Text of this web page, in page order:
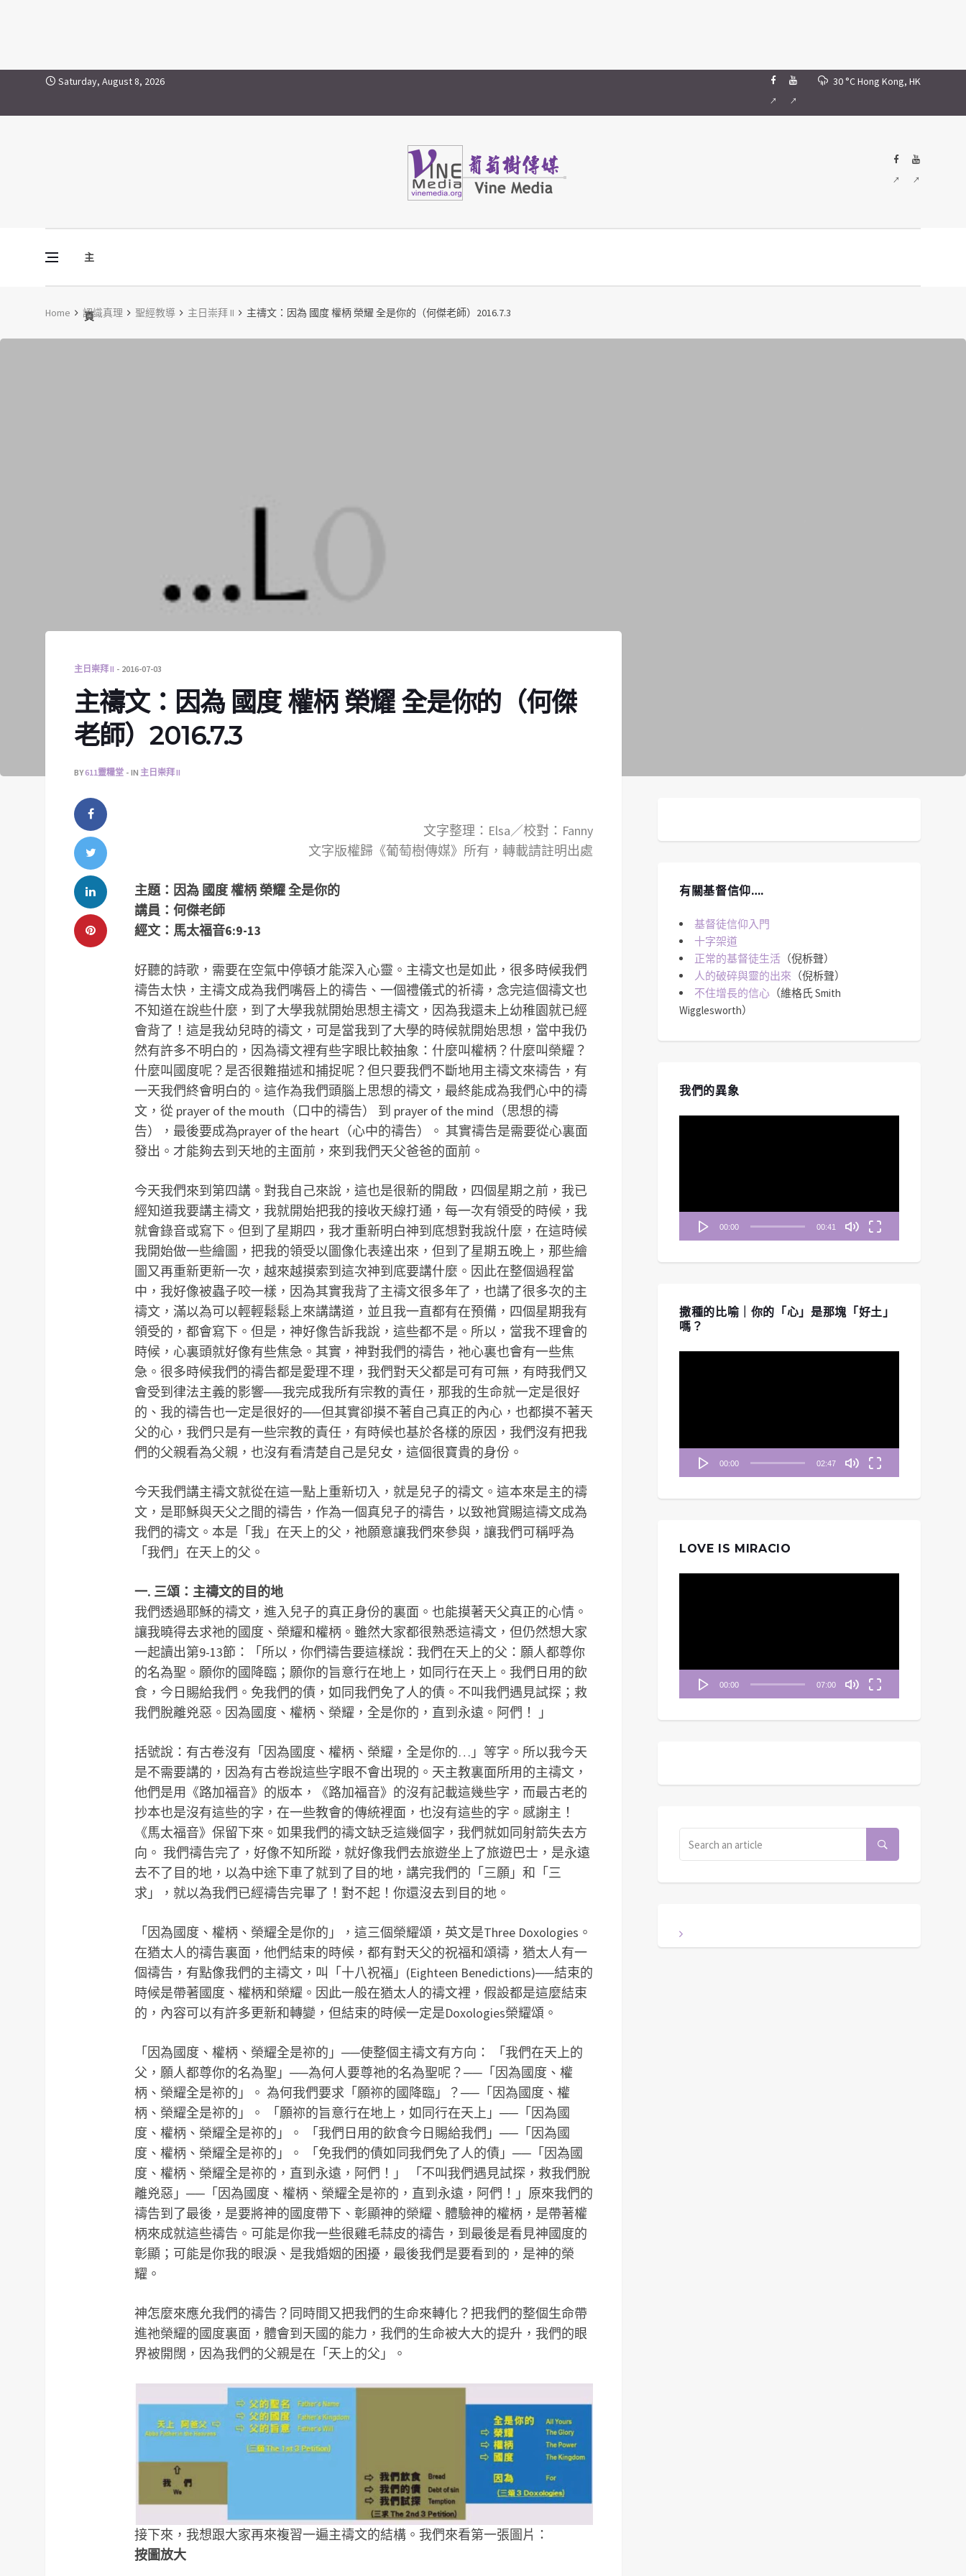
Skip to contentSaturday, August 8, 2026 30 °CHong Kong, HK
主
頁
Vine Media
葡萄樹傳媒
Home 認識真理 聖經教導 主日崇拜 II 主禱文：因為 國度 權柄 榮耀 全是你的（何傑老師）2016.7.3
主日崇拜 II 2016-07-03
主禱文：因為 國度 權柄 榮耀 全是你的（何傑
老師）2016.7.3
BY611靈糧堂 IN 主日崇拜 II
文字整理：Elsa／校對：Fanny
文字版權歸《葡萄樹傳媒》所有，轉載請註明出處
主題：因為 國度 權柄 榮耀 全是你的
講員：何傑老師
經文：馬太福音6:9-13
好聽的詩歌，需要在空氣中停頓才能深入心靈。主禱文也是如此，很多時候我們
禱告太快，主禱文成為我們嘴唇上的禱告、一個禮儀式的祈禱，念完這個禱文也
不知道在說些什麼，到了大學我就開始思想主禱文，因為我還未上幼稚園就已經
會背了！這是我幼兒時的禱文，可是當我到了大學的時候就開始思想，當中我仍
然有許多不明白的，因為禱文裡有些字眼比較抽象：什麼叫權柄？什麼叫榮耀？
什麼叫國度呢？是否很難描述和捕捉呢？但只要我們不斷地用主禱文來禱告，有
一天我們終會明白的。這作為我們頭腦上思想的禱文，最終能成為我們心中的禱
文，從 prayer of the mouth（口中的禱告） 到 prayer of the mind（思想的禱
告），最後要成為prayer of the heart（心中的禱告）。 其實禱告是需要從心裏面
發出。才能夠去到天地的主面前，來到我們天父爸爸的面前。
今天我們來到第四講。對我自己來說，這也是很新的開啟，四個星期之前，我已
經知道我要講主禱文，我就開始把我的接收天線打通，每一次有領受的時候，我
就會錄音或寫下。但到了星期四，我才重新明白神到底想對我說什麼，在這時候
我開始做一些繪圖，把我的領受以圖像化表達出來，但到了星期五晚上，那些繪
圖又再重新更新一次，越來越摸索到這次神到底要講什麼。因此在整個過程當
中，我好像被蟲子咬一樣，因為其實我背了主禱文很多年了，也講了很多次的主
禱文，滿以為可以輕輕鬆鬆上來講講道，並且我一直都有在預備，四個星期我有
領受的，都會寫下。但是，神好像告訴我說，這些都不是。所以，當我不理會的
時候，心裏頭就好像有些焦急。其實，神對我們的禱告，祂心裏也會有一些焦
急。很多時候我們的禱告都是愛理不理，我們對天父都是可有可無，有時我們又
會受到律法主義的影響──我完成我所有宗教的責任，那我的生命就一定是很好
的、我的禱告也一定是很好的──但其實卻摸不著自己真正的內心，也都摸不著天
父的心，我們只是有一些宗教的責任，有時候也基於各樣的原因，我們沒有把我
們的父親看為父親，也沒有看清楚自己是兒女，這個很寶貴的身份。
今天我們講主禱文就從在這一點上重新切入，就是兒子的禱文。這本來是主的禱
文，是耶穌與天父之間的禱告，作為一個真兒子的禱告，以致祂賞賜這禱文成為
我們的禱文。本是「我」在天上的父，祂願意讓我們來參與，讓我們可稱呼為
「我們」在天上的父。
一. 三頌：主禱文的目的地
我們透過耶穌的禱文，進入兒子的真正身份的裏面。也能摸著天父真正的心情。
讓我曉得去求祂的國度、榮耀和權柄。雖然大家都很熟悉這禱文，但仍然想大家
一起讀出第9-13節：「所以，你們禱告要這樣說：我們在天上的父：願人都尊你
的名為聖。願你的國降臨；願你的旨意行在地上，如同行在天上。我們日用的飲
食，今日賜給我們。免我們的債，如同我們免了人的債。不叫我們遇見試探；救
我們脫離兇惡。因為國度、權柄、榮耀，全是你的，直到永遠。阿們！ 」
括號說：有古卷沒有「因為國度、權柄、榮耀，全是你的…」等字。所以我今天
是不需要講的，因為有古卷說這些字眼不會出現的。天主教裏面所用的主禱文，
他們是用《路加福音》的版本，《路加福音》的沒有記載這幾些字，而最古老的
抄本也是沒有這些的字，在一些教會的傳統裡面，也沒有這些的字。感謝主！
《馬太福音》保留下來。如果我們的禱文缺乏這幾個字，我們就如同射箭失去方
向。 我們禱告完了，好像不知所蹤，就好像我們去旅遊坐上了旅遊巴士，是永遠
去不了目的地，以為中途下車了就到了目的地，講完我們的「三願」和「三
求」，就以為我們已經禱告完畢了！對不起！你還沒去到目的地。
「因為國度、權柄、榮耀全是你的」，這三個榮耀頌，英文是Three Doxologies。
在猶太人的禱告裏面，他們結束的時候，都有對天父的祝福和頌禱，猶太人有一
個禱告，有點像我們的主禱文，叫「十八祝福」(Eighteen Benedictions)──結束的
時候是帶著國度、權柄和榮耀。因此一般在猶太人的禱文裡，假設都是這麼結束
的，內容可以有許多更新和轉變，但結束的時候一定是Doxologies榮耀頌。
「因為國度、權柄、榮耀全是祢的」──使整個主禱文有方向： 「我們在天上的
父，願人都尊你的名為聖」──為何人要尊祂的名為聖呢？──「因為國度、權
柄、榮耀全是祢的」。 為何我們要求「願祢的國降臨」？──「因為國度、權
柄、榮耀全是祢的」。 「願祢的旨意行在地上，如同行在天上」──「因為國
度、權柄、榮耀全是祢的」。 「我們日用的飲食今日賜給我們」──「因為國
度、權柄、榮耀全是祢的」。 「免我們的債如同我們免了人的債」──「因為國
度、權柄、榮耀全是祢的，直到永遠，阿們！」 「不叫我們遇見試探，救我們脫
離兇惡」──「因為國度、權柄、榮耀全是祢的，直到永遠，阿們！」原來我們的
禱告到了最後，是要將神的國度帶下、彰顯神的榮耀、體驗神的權柄，是帶著權
柄來成就這些禱告。可能是你我一些很雞毛蒜皮的禱告，到最後是看見神國度的
彰顯；可能是你我的眼淚、是我婚姻的困擾，最後我們是要看到的，是神的榮
耀。
神怎麼來應允我們的禱告？同時間又把我們的生命來轉化？把我們的整個生命帶
進祂榮耀的國度裏面，體會到天國的能力，我們的生命被大大的提升，我們的眼
界被開闊，因為我們的父親是在「天上的父」。
接下來，我想跟大家再來複習一遍主禱文的結構。我們來看第一張圖片：
按圖放大
有關基督信仰….
基督徒信仰入門
十字架道
正常的基督徒生活 （倪柝聲）
人的破碎與靈的出來 （倪柝聲）
不住增長的信心 （維格氏 Smith
Wigglesworth）
我們的異象
00:00 00:41
撒種的比喻｜你的「心」是那塊「好土」
嗎？
00:00 02:47
LOVE IS MIRACIO
00:00 07:00